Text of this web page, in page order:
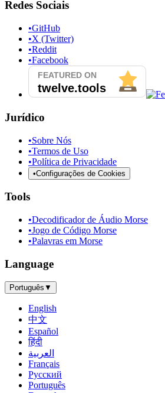
Redes Sociais
•GitHub
•X (Twitter)
•Reddit
•Facebook
Jurídico
•Sobre Nós
•Termos de Uso
•Política de Privacidade
•Configurações de Cookies
Tools
•Decodificador de Áudio Morse
•Jogo de Código Morse
•Palavras em Morse
Language
Português ▼
English
中文
Español
हिंदी
العربية
Français
Русский
Português